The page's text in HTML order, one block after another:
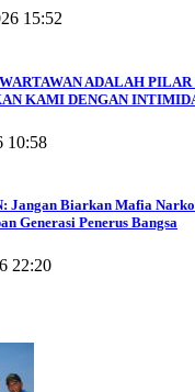
15:52
ADALAH
KAMI DENGAN
10:58
Jangan Biarkan Mafia
Generasi Penerus Bangsa
22:20